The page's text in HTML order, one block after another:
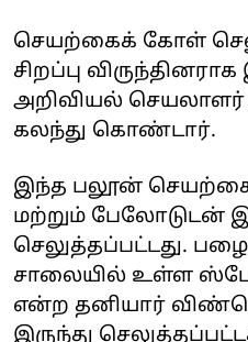
செயற்கைக் கோள்
சிறப்பு
அறிவியல்
கலந்து கொண்டார்.
இந்த பலூன்
மற்றும் பேலோடுடன்
செலுத்தப்பட்டது.
சாலையில் உள்ள
என்ற தனியார்
இருந்து